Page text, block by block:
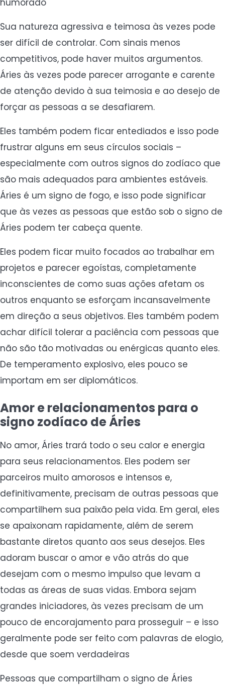
Sua natureza agressiva e teimosa às vezes pode
ser difícil de controlar. Com sinais menos
competitivos, pode haver muitos argumentos.
Áries às vezes pode parecer arrogante e carente
de atenção devido à sua teimosia e ao desejo de
forçar as pessoas a se desafiarem.
Eles também podem ficar entediados e isso pode
frustrar alguns em seus círculos sociais –
especialmente com outros signos do zodíaco que
são mais adequados para ambientes estáveis.
Áries é um signo de fogo, e isso pode significar
que às vezes as pessoas que estão sob o signo de
Áries podem ter cabeça quente.
Eles podem ficar muito focados ao trabalhar em
projetos e parecer egoístas, completamente
inconscientes de como suas ações afetam os
outros enquanto se esforçam incansavelmente
em direção a seus objetivos. Eles também podem
achar difícil tolerar a paciência com pessoas que
não são tão motivadas ou enérgicas quanto eles.
De temperamento explosivo, eles pouco se
importam em ser diplomáticos.
Amor e relacionamentos para o
signo zodíaco de Áries
No amor, Áries trará todo o seu calor e energia
para seus relacionamentos. Eles podem ser
parceiros muito amorosos e intensos e,
definitivamente, precisam de outras pessoas que
compartilhem sua paixão pela vida. Em geral, eles
se apaixonam rapidamente, além de serem
bastante diretos quanto aos seus desejos. Eles
adoram buscar o amor e vão atrás do que
desejam com o mesmo impulso que levam a
todas as áreas de suas vidas. Embora sejam
grandes iniciadores, às vezes precisam de um
pouco de encorajamento para prosseguir – e isso
geralmente pode ser feito com palavras de elogio,
desde que soem verdadeiras
Pessoas que compartilham o signo de Áries